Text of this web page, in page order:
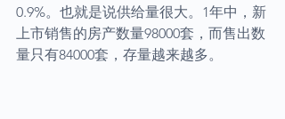
0.9%。也就是说供给量很大。1年中，新
上市销售的房产数量98000套，而售出数
量只有84000套，存量越来越多。